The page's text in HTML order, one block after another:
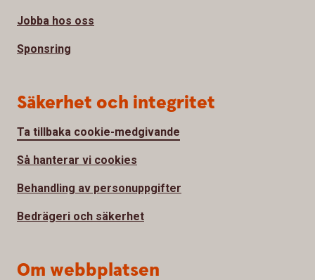
Jobba hos oss
Sponsring
Säkerhet och integritet
Ta tillbaka cookie-medgivande
Så hanterar vi cookies
Behandling av personuppgifter
Bedrägeri och säkerhet
Om webbplatsen